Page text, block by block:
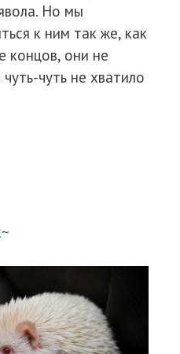
Но мы
к ним так же, как
концов, они не
чуть не хватило